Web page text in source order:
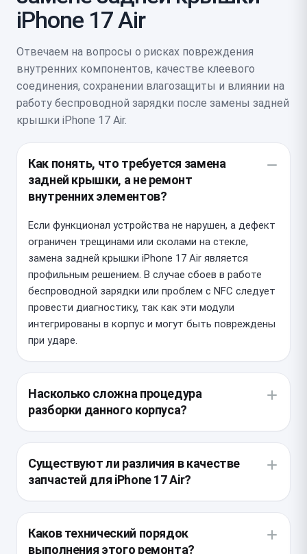
iPhone 17 Air
Отвечаем на вопросы о рисках повреждения
внутренних компонентов, качестве клеевого
соединения, сохранении влагозащиты и влиянии на
работу беспроводной зарядки после замены задней
крышки iPhone 17 Air.
Как понять, что требуется замена
задней крышки, а не ремонт
внутренних элементов?
Если функционал устройства не нарушен, а дефект
ограничен трещинами или сколами на стекле,
замена задней крышки iPhone 17 Air является
профильным решением. В случае сбоев в работе
беспроводной зарядки или проблем с NFC следует
провести диагностику, так как эти модули
интегрированы в корпус и могут быть повреждены
при ударе.
Насколько сложна процедура
разборки данного корпуса?
прецизионного оборудования для нагрева и
бережного демонтажа. Мастер должен соблюдать
особую осторожность, чтобы не деформировать
расположенные в непосредственной близости к
Существуют ли различия в качестве
запчастей для iPhone 17 Air?
полностью идентичны штатной детали. Установка
Каков технический порядок
выполнения этого ремонта?